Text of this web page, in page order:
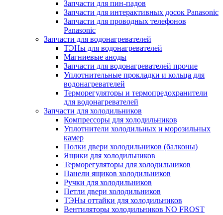
Запчасти для пин-падов
Запчасти для интерактивных досок Panasonic
Запчасти для проводных телефонов
Panasonic
Запчасти для водонагревателей
ТЭНы для водонагревателей
Магниевые аноды
Запчасти для водонагревателей прочие
Уплотнительные прокладки и кольца для
водонагревателей
Терморегуляторы и термопредохранители
для водонагревателей
Запчасти для холодильников
Компрессоры для холодильников
Уплотнители холодильных и морозильных
камер
Полки двери холодильников (балконы)
Ящики для холодильников
Терморегуляторы для холодильников
Панели ящиков холодильников
Ручки для холодильников
Петли двери холодильников
ТЭНы оттайки для холодильников
Вентиляторы холодильников NO FROST